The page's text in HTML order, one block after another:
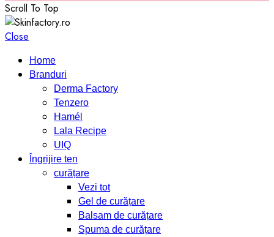
Scroll To Top
Close
Home
Branduri
Derma Factory
Tenzero
Hamél
Lala Recipe
UIQ
Îngrijire ten
curățare
Vezi tot
Gel de curățare
Balsam de curățare
Spuma de curățare